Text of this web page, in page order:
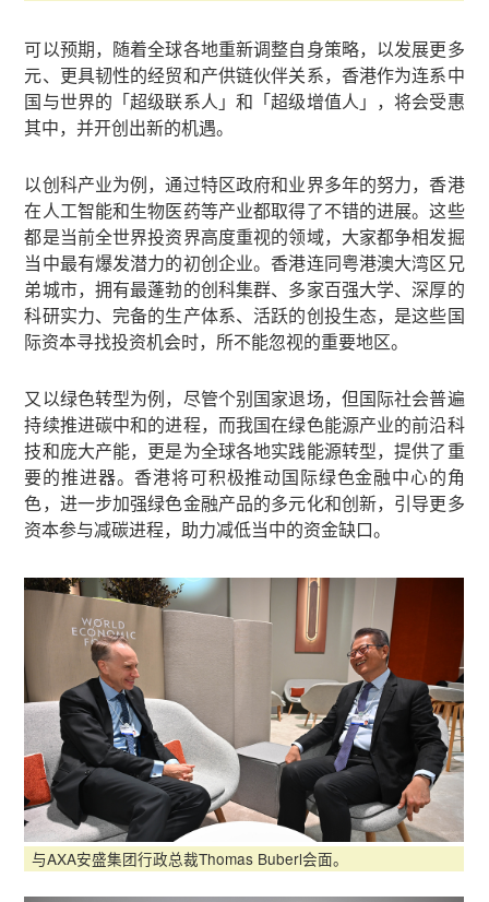
可以预期，随着全球各地重新调整自身策略，以发展更多
元、更具韧性的经贸和产供链伙伴关系，香港作为连系中
国与世界的「超级联系人」和「超级增值人」，将会受惠
其中，并开创出新的机遇。
以创科产业为例，通过特区政府和业界多年的努力，香港
在人工智能和生物医药等产业都取得了不错的进展。这些
都是当前全世界投资界高度重视的领域，大家都争相发掘
当中最有爆发潜力的初创企业。香港连同粤港澳大湾区兄
弟城市，拥有最蓬勃的创科集群、多家百强大学、深厚的
科研实力、完备的生产体系、活跃的创投生态，是这些国
际资本寻找投资机会时，所不能忽视的重要地区。
又以绿色转型为例，尽管个别国家退场，但国际社会普遍
持续推进碳中和的进程，而我国在绿色能源产业的前沿科
技和庞大产能，更是为全球各地实践能源转型，提供了重
要的推进器。香港将可积极推动国际绿色金融中心的角
色，进一步加强绿色金融产品的多元化和创新，引导更多
资本参与减碳进程，助力减低当中的资金缺口。
与AXA安盛集团行政总裁Thomas Buberl会面。